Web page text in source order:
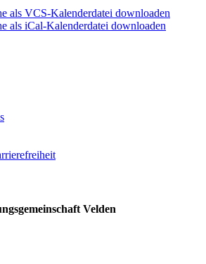
als VCS-Kalenderdatei downloaden
als iCal-Kalenderdatei downloaden
Velden